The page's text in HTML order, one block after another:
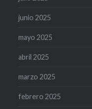
junio 2025
mayo 2025
abril 2025
marzo 2025
febrero 2025